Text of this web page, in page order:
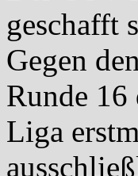
geschafft
Gegen
Runde
Liga